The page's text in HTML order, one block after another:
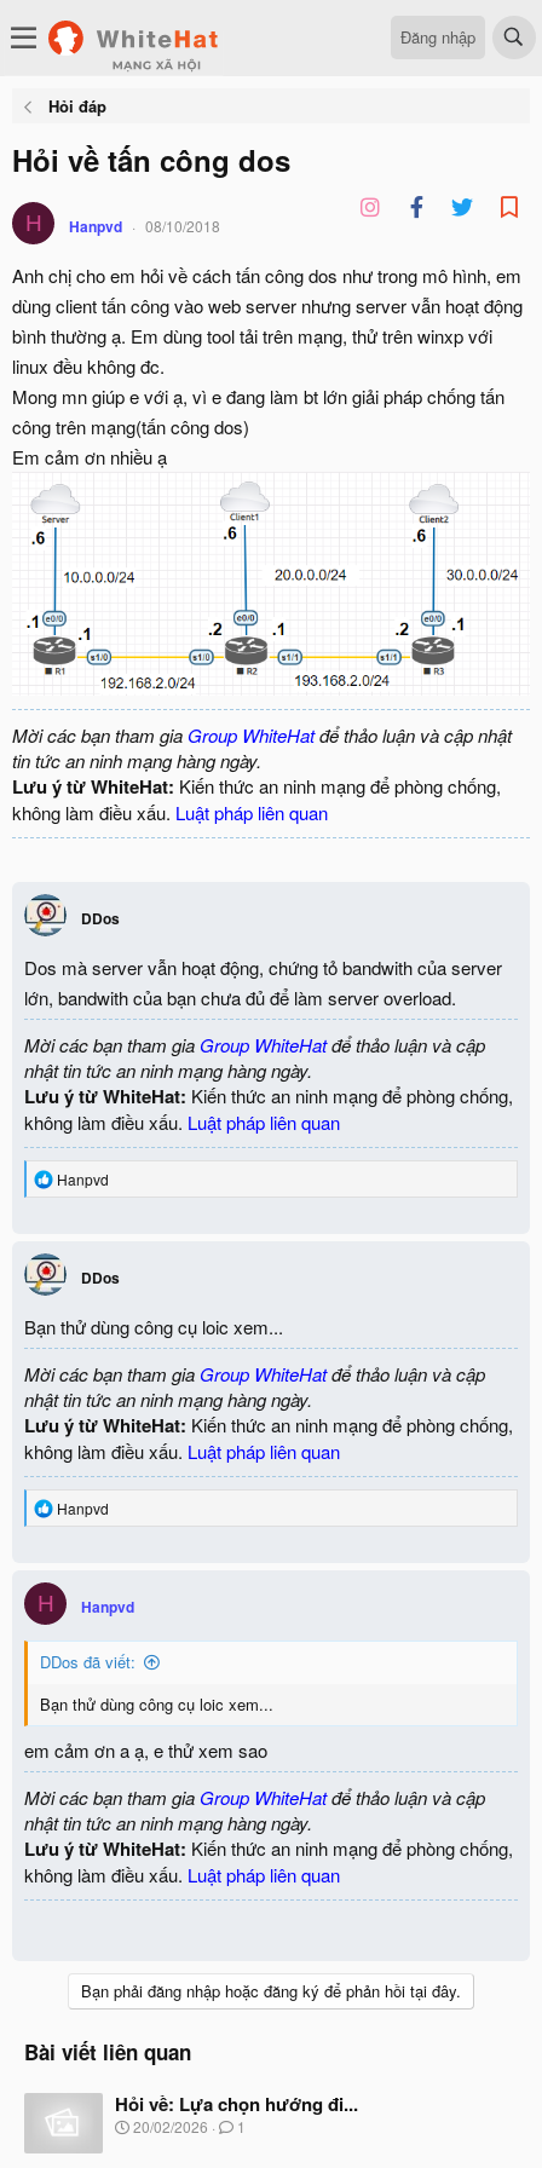
Đăng nhập
Hỏi đáp
Hỏi về tấn công dos
H Hanpvd 08/10/2018
Anh chị cho em hỏi về cách tấn công dos như trong mô hình, em
dùng client tấn công vào web server nhưng server vẫn hoạt động
bình thường ạ. Em dùng tool tải trên mạng, thử trên winxp với
linux đều không đc.
Mong mn giúp e với ạ, vì e đang làm bt lớn giải pháp chống tấn
công trên mạng(tấn công dos)
Em cảm ơn nhiều ạ
Mời các bạn tham gia Group WhiteHatđể thảo luận và cập nhật
tin tức an ninh mạng hàng ngày.
Lưu ý từ WhiteHat: Kiến thức an ninh mạng để phòng chống,
không làm điều xấu. Luật pháp liên quan
DDos
Dos mà server vẫn hoạt động, chứng tỏ bandwith của server
lớn, bandwith của bạn chưa đủ để làm server overload.
Mời các bạn tham gia Group WhiteHatđể thảo luận và cập
nhật tin tức an ninh mạng hàng ngày.
Lưu ý từ WhiteHat: Kiến thức an ninh mạng để phòng chống,
không làm điều xấu. Luật pháp liên quan
R
t
i
o
s
:
Hanpvd
DDos
Bạn thử dùng công cụ loic xem...
Mời các bạn tham gia Group WhiteHatđể thảo luận và cập
nhật tin tức an ninh mạng hàng ngày.
Lưu ý từ WhiteHat: Kiến thức an ninh mạng để phòng chống,
không làm điều xấu. Luật pháp liên quan
R
t
o
n
s
Hanpvd
H Hanpvd
DDos đã viết:
Bạn thử dùng công cụ loic xem...
em cảm ơn a ạ, e thử xem sao
Mời các bạn tham gia Group WhiteHatđể thảo luận và cập
nhật tin tức an ninh mạng hàng ngày.
Lưu ý từ WhiteHat: Kiến thức an ninh mạng để phòng chống,
không làm điều xấu. Luật pháp liên quan
Bạn phải đăng nhập hoặc đăng ký để phản hồi tại đây.
Bài viết liên quan
Hỏi về: Lựa chọn hướng đi...
N
20/02/2026 1